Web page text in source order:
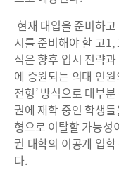
현재 대입을 준비하
시를 준비해야 할 고
식은 향후 입시 전략
에 증원되는 의대 인
전형’ 방식으로 대부
권에 재학 중인 학생
형으로 이탈할 가능성
권 대학의 이공계 입
다.